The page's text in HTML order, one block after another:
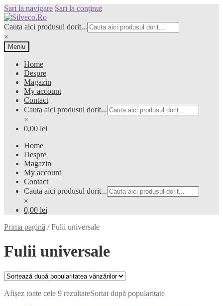
Sari la navigare Sari la conținut
Cauta aici produsul dorit...
×
Meniu
Home
Despre
Magazin
My account
Contact
Cauta aici produsul dorit...
×
0,00 lei
Home
Despre
Magazin
My account
Contact
Cauta aici produsul dorit...
×
0,00 lei
Prima pagină /Fulii universale
Fulii universale
Afișez toate cele 9 rezultateSortat după popularitate